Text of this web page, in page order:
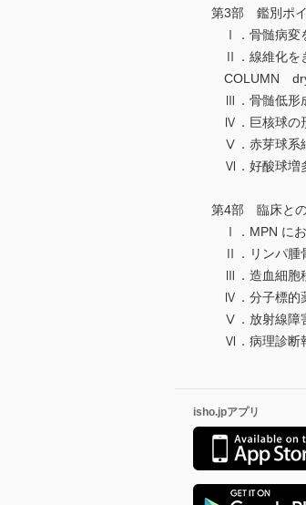
第3部 鑑別ポ
Ⅰ．骨髄病変
Ⅱ．線維化を
COLUMN dry
Ⅲ．骨髄低形
Ⅳ．巨核球の
Ⅴ．赤芽球系
Ⅵ．好酸球増
第4部 臨床と
Ⅰ．MPN にお
Ⅱ．リンパ腫
Ⅲ．造血細胞
Ⅳ．分子標的
Ⅴ．放射線障
Ⅵ．病理診断
isho.jpアプリ